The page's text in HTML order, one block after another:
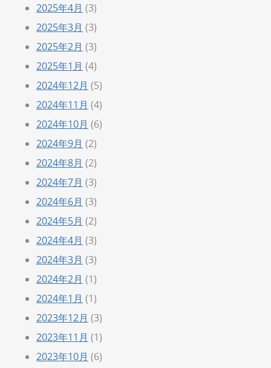
2025年4月 (3)
2025年3月 (3)
2025年2月 (3)
2025年1月 (4)
2024年12月 (5)
2024年11月 (4)
2024年10月 (6)
2024年9月 (2)
2024年8月 (2)
2024年7月 (3)
2024年6月 (3)
2024年5月 (2)
2024年4月 (3)
2024年3月 (3)
2024年2月 (1)
2024年1月 (1)
2023年12月 (3)
2023年11月 (1)
2023年10月 (6)